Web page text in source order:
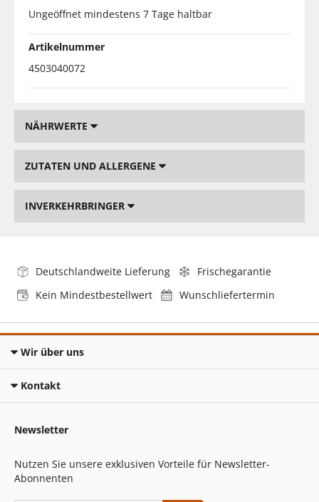
Ungeöffnet mindestens 7 Tage haltbar
Artikelnummer
4503040072
NÄHRWERTE
ZUTATEN UND ALLERGENE
INVERKEHRBRINGER
Deutschlandweite Lieferung
Frischegarantie
Kein Mindestbestellwert
Wunschliefertermin
Wir über uns
Kontakt
Newsletter
Nutzen Sie unsere exklusiven Vorteile für Newsletter-
Abonnenten